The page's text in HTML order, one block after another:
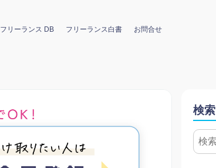
フリーランス DB フリーランス白書 お問合せ
検索